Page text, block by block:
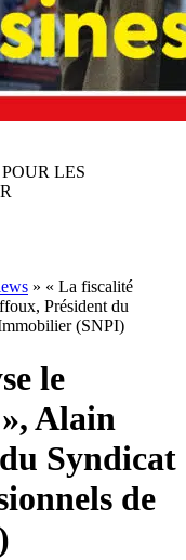
LES
» « La fiscalité
Président du
(SNPI)
le
Alain
Syndicat
de